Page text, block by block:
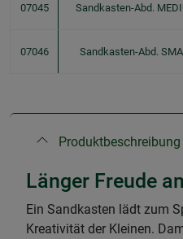
07045 Sandkasten-Abd.
07046 Sandkasten-Abd.
Produktbeschreibung
Länger Freude
Ein Sandkasten lädt zum
Kreativität der Kleinen.